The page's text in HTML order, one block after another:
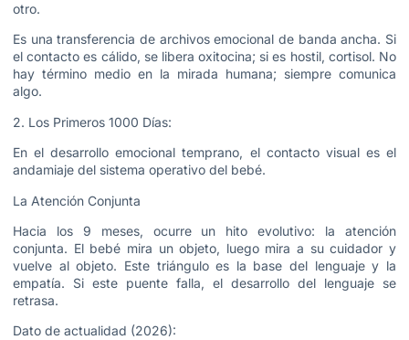
otro.
Es una transferencia de archivos emocional de banda ancha. Si
el contacto es cálido, se libera oxitocina; si es hostil, cortisol. No
hay término medio en la mirada humana; siempre comunica
algo.
2. Los Primeros 1000 Días:
En el desarrollo emocional temprano, el contacto visual es el
andamiaje del sistema operativo del bebé.
La Atención Conjunta
Hacia los 9 meses, ocurre un hito evolutivo: la atención
conjunta. El bebé mira un objeto, luego mira a su cuidador y
vuelve al objeto. Este triángulo es la base del lenguaje y la
empatía. Si este puente falla, el desarrollo del lenguaje se
retrasa.
Dato de actualidad (2026):